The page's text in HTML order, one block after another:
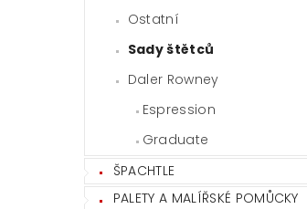
Ostatní
Sady štětců
Daler Rowney
Espression
Graduate
ŠPACHTLE
PALETY A MALÍŘSKÉ POMŮCKY